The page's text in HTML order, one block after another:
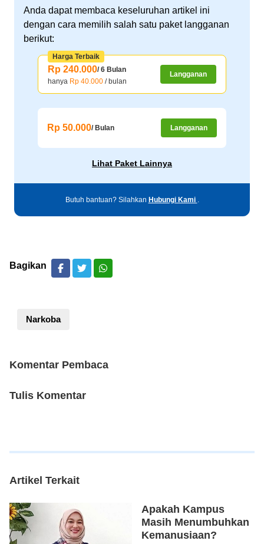
Anda dapat membaca keseluruhan artikel ini
dengan cara memilih salah satu paket langganan
berikut:
Rp 240.000/ 6 Bulan
hanya Rp 40.000 / bulan
Langganan
Harga Terbaik
Rp 50.000/ Bulan Langganan
Lihat Paket Lainnya
Butuh bantuan? Silahkan Hubungi Kami .
Bagikan
Narkoba
Komentar Pembaca
Tulis Komentar
Artikel Terkait
Apakah Kampus
Masih Menumbuhkan
Kemanusiaan?